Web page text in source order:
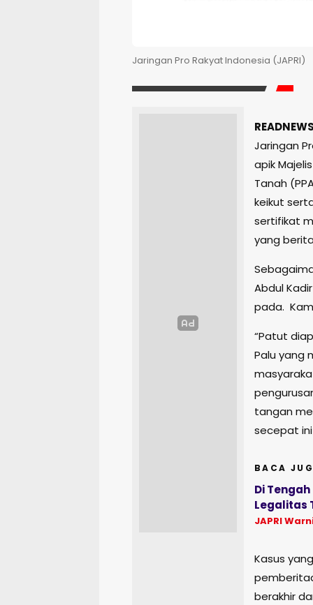
Jaringan Pro Rakyat Indonesia (JAPRI)
Jaringan
apik
Tanah
keikut
sertifikat
yang
Abdul
pada.
“Patut
Palu yang
tangan
secepat
BACA
Di
Legalitas
JAPRI
Kasus
berakhir